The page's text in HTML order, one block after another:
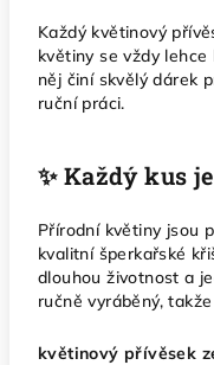
Každý květinový
květiny se vždy
něj činí skvělý dárek
ruční práci.
✨ Každý kus
Přírodní květiny jsou
kvalitní šperkařské
dlouhou životnost a
ručně vyráběný,
květinový přívěsek